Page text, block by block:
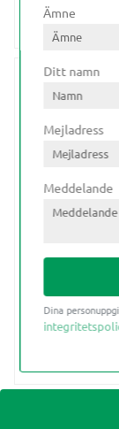
Lägg till i
Ämne
Ditt namn
Mejladress
Meddelande
Dina